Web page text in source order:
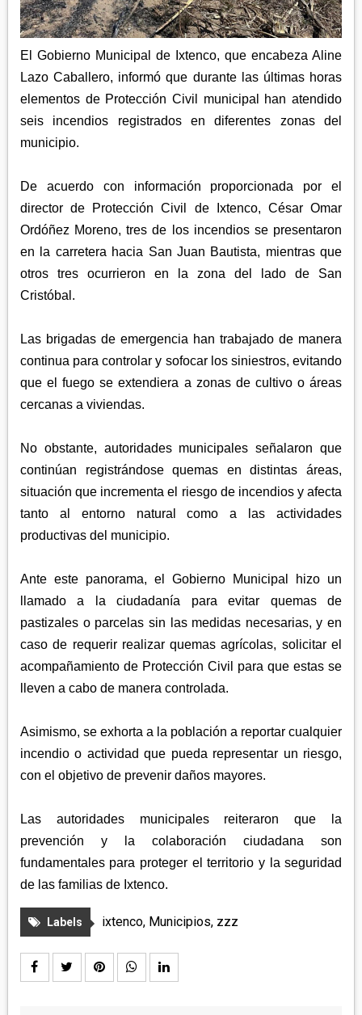
ZITLALTEPEC
TERRENATE
TLAXCO
XALOZTOC
CHIAUTEMPAN
CONTLA
SAN PABLO DEL MONTE
ZACATELCO
REGIÓN PONIENTE
CALPULALPAN
HUEYOTLIPAN
NANACAMILPA
El Gobierno Municipal de Ixtenco, que encabeza Aline
Lazo Caballero, informó que durante las últimas horas
elementos de Protección Civil municipal han atendido
seis incendios registrados en diferentes zonas del
municipio.
De acuerdo con información proporcionada por el
director de Protección Civil de Ixtenco, César Omar
Ordóñez Moreno, tres de los incendios se presentaron
en la carretera hacia San Juan Bautista, mientras que
otros tres ocurrieron en la zona del lado de San
Cristóbal.
Las brigadas de emergencia han trabajado de manera
continua para controlar y sofocar los siniestros, evitando
que el fuego se extendiera a zonas de cultivo o áreas
cercanas a viviendas.
No obstante, autoridades municipales señalaron que
continúan registrándose quemas en distintas áreas,
situación que incrementa el riesgo de incendios y afecta
tanto al entorno natural como a las actividades
productivas del municipio.
Ante este panorama, el Gobierno Municipal hizo un
llamado a la ciudadanía para evitar quemas de
pastizales o parcelas sin las medidas necesarias, y en
caso de requerir realizar quemas agrícolas, solicitar el
acompañamiento de Protección Civil para que estas se
lleven a cabo de manera controlada.
Asimismo, se exhorta a la población a reportar cualquier
incendio o actividad que pueda representar un riesgo,
con el objetivo de prevenir daños mayores.
Las autoridades municipales reiteraron que la
prevención y la colaboración ciudadana son
fundamentales para proteger el territorio y la seguridad
de las familias de Ixtenco.
Labels ixtenco, Municipios, zzz